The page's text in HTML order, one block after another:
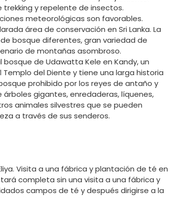
y repelente de insectos.
meteorológicas son favorables.
área de conservación en Sri Lanka. La
bosque diferentes, gran variedad de
de montañas asombroso.
de Udawatta Kele en Kandy, un
del Diente y tiene una larga historia
prohibido por los reyes de antaño y
gigantes, enredaderas, líquenes,
animales silvestres que se pueden
a través de sus senderos.
Visita a una fábrica y plantación de té en
completa sin una visita a una fábrica y
campos de té y después dirigirse a la